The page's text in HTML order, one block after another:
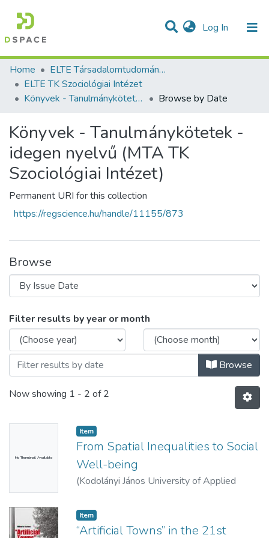
Log In (current)
Communities & Collections
All of DSpace
Home
ELTE Társadalomtudományi Kutatóközpont
ELTE TK Szociológiai Intézet
Könyvek - Tanulmánykötetek - idegen nyelvű (MTA TK Szociológiai Intézet)
Browse by Date
Könyvek - Tanulmánykötetek -
idegen nyelvű (MTA TK
Szociológiai Intézet)
Permanent URI for this collection
https://regscience.hu/handle/11155/873
Browse
Browsing Könyvek - Tanulmánykötetek
Filter results by year or month
Browse
Now showing 1 - 2 of 2
No Thumbnail Available
Item
From Spatial Inequalities to Social
Well-being
(Kodolányi János University of Applied
Item
“Artificial Towns” in the 21st